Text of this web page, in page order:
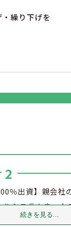
繰り下げを
2
％出資】親会社
システムネット
しており、今後
続きを見る...